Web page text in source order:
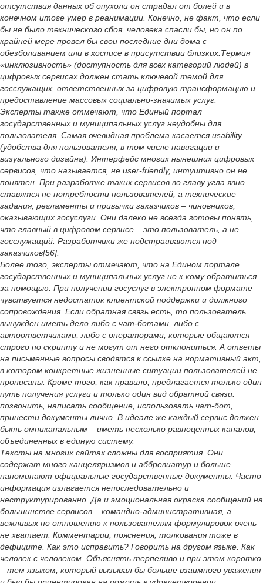
отсутствия данных об опухоли он страдал от болей и в
конечном итоге умер в реанимации. Конечно, не факт, что если
бы не было технического сбоя, человека спасли бы, но он по
крайней мере провел бы свои последние дни дома с
обезболиванием или в хосписе в присутствии близких.Термин
«инклюзивность» (доступность для всех категорий людей) в
цифровых сервисах должен стать ключевой темой для
госслужащих, ответственных за цифровую трансформацию и
предоставление массовых социально-значимых услуг.
Эксперты также отмечают, что Единый портал
государственных и муниципальных услуг неудобны для
пользователя. Самая очевидная проблема касается usability
(удобства для пользователя, в том числе навигации и
визуального дизайна). Интерфейс многих нынешних цифровых
сервисов, что называется, не user-friendly, интуитивно он не
понятен. При разработке таких сервисов во главу угла явно
ставятся не потребности пользователей, а технические
задания, регламенты и привычки заказчиков – чиновников,
оказывающих госуслуги. Они далеко не всегда готовы понять,
что главный в цифровом сервисе – это пользователь, а не
госслужащий. Разработчики же подстраиваются под
заказчиков[56].
Более того, эксперты отмечают, что на Едином портале
государственных и муниципальных услуг не к кому обратиться
за помощью. При получении госуслуг в электронном формате
чувствуется недостаток клиентской поддержки и должного
сопровождения. Если обратная связь есть, то пользователь
вынужден иметь дело либо с чат-ботами, либо с
автоответчиками, либо с операторами, которые общаются
строго по скрипту и не могут от него отклониться. А ответы
на письменные вопросы сводятся к ссылке на нормативный акт,
в котором конкретные жизненные ситуации пользователей не
прописаны. Кроме того, как правило, предлагается только один
путь получения услуги и только один вид обратной связи:
позвонить, написать сообщение, использовать чат-бот,
принести документы лично. В идеале же каждый сервис должен
быть омниканальным – иметь несколько равноценных каналов,
объединенных в единую систему.
Тексты на многих сайтах сложны для восприятия. Они
содержат много канцеляризмов и аббревиатур и больше
напоминают официальные государственные документы. Часто
информация излагается непоследовательно и
неструктурированно. Да и эмоциональная окраска сообщений на
большинстве сервисов – командно-административная, а
вежливых по отношению к пользователям формулировок очень
не хватает. Комментарии, пояснения, толкования тоже в
дефиците. Как это исправить? Говорить на другом языке. Как
человек с человеком. Объяснять терпеливо и при этом коротко
– тем языком, который вызывал бы больше взаимного уважения